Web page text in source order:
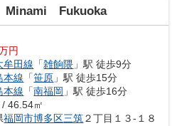
Fukuoka
円
牟田線 「雑餉隈 」駅 徒歩9分
本線 「笹原 」駅 徒歩15分
本線 「南福岡 」駅 徒歩16分
46.54㎡
福岡市博多区三筑２丁目１３-１８